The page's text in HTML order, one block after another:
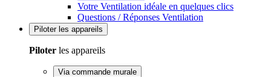
Votre Ventilation idéale en quelques clics
Questions / Réponses Ventilation
Piloter les appareils
Piloter les appareils
Via commande murale